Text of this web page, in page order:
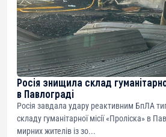
Росія знищила склад
в Павлограді
Росія завдала удару реактивним БпЛА
складу гуманітарної місії «Проліска» в
мирних жителів із зо...